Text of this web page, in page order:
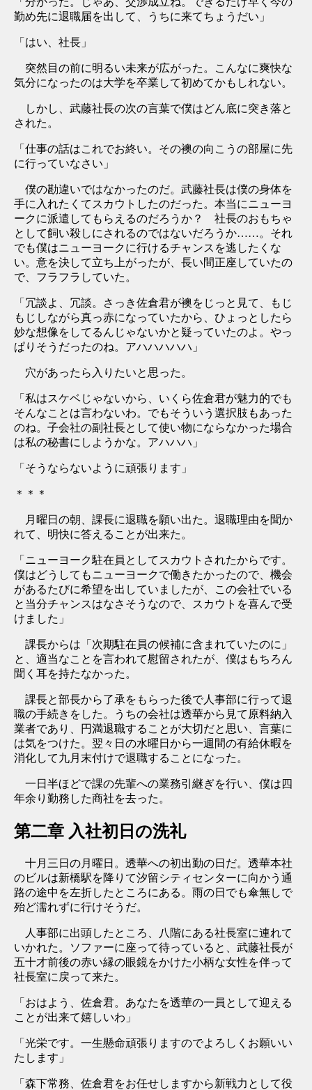
勤め先に退職届を出して、うちに来てちょうだい」
「はい、社長」
突然目の前に明るい未来が広がった。こんなに爽快な
気分になったのは大学を卒業して初めてかもしれない。
しかし、武藤社長の次の言葉で僕はどん底に突き落と
された。
「仕事の話はこれでお終い。その襖の向こうの部屋に先
に行っていなさい」
僕の勘違いではなかったのだ。武藤社長は僕の身体を
手に入れたくてスカウトしたのだった。本当にニューヨ
ークに派遣してもらえるのだろうか？ 社長のおもちゃ
として飼い殺しにされるのではないだろうか……。それ
でも僕はニューヨークに行けるチャンスを逃したくな
い。意を決して立ち上がったが、長い間正座していたの
で、フラフラしていた。
「冗談よ、冗談。さっき佐倉君が襖をじっと見て、もじ
もじしながら真っ赤になっていたから、ひょっとしたら
妙な想像をしてるんじゃないかと疑っていたのよ。やっ
ぱりそうだったのね。アハハハハハ」
穴があったら入りたいと思った。
「私はスケベじゃないから、いくら佐倉君が魅力的でも
そんなことは言わないわ。でもそういう選択肢もあった
のね。子会社の副社長として使い物にならなかった場合
は私の秘書にしようかな。アハハハ」
「そうならないように頑張ります」
＊ ＊ ＊
月曜日の朝、課長に退職を願い出た。退職理由を聞か
れて、明快に答えることが出来た。
「ニューヨーク駐在員としてスカウトされたからです。
僕はどうしてもニューヨークで働きたかったので、機会
があるたびに希望を出していましたが、この会社でいる
と当分チャンスはなさそうなので、スカウトを喜んで受
けました」
課長からは「次期駐在員の候補に含まれていたのに」
と、適当なことを言われて慰留されたが、僕はもちろん
聞く耳を持たなかった。
課長と部長から了承をもらった後で人事部に行って退
職の手続きをした。うちの会社は透華から見て原料納入
業者であり、円満退職することが大切だと思い、言葉に
は気をつけた。翌々日の水曜日から一週間の有給休暇を
消化して九月末付けで退職することになった。
一日半ほどで課の先輩への業務引継ぎを行い、僕は四
年余り勤務した商社を去った。
第二章 入社初日の洗礼
十月三日の月曜日。透華への初出勤の日だ。透華本社
のビルは新橋駅を降りて汐留シティセンターに向かう通
路の途中を左折したところにある。雨の日でも傘無しで
殆ど濡れずに行けそうだ。
人事部に出頭したところ、八階にある社長室に連れて
いかれた。ソファーに座って待っていると、武藤社長が
五十才前後の赤い縁の眼鏡をかけた小柄な女性を伴って
社長室に戻って来た。
「おはよう、佐倉君。あなたを透華の一員として迎える
ことが出来て嬉しいわ」
「光栄です。一生懸命頑張りますのでよろしくお願いい
たします」
「森下常務、佐倉君をお任せしますから新戦力として役